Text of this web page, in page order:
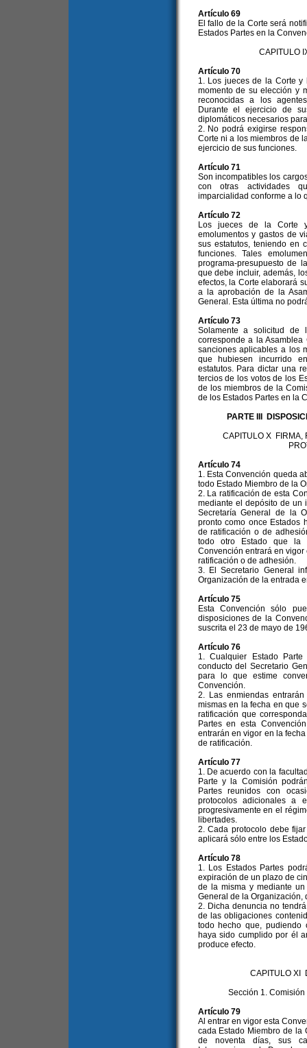
Artículo 69
El fallo de la Corte será
Estados Partes en la
CAPITULO
Artículo 70
1. Los jueces de la Corte
momento de su elección y
reconocidas a los
Durante el ejercicio de
diplomáticos necesarios
2. No podrá exigirse
Corte ni a los miembros de
ejercicio de sus funciones.
Artículo 71
Son incompatibles los
con otras actividades
imparcialidad conforme a lo
Artículo 72
Los jueces de la Corte
emolumentos y gastos de
sus estatutos, teniendo en
funciones. Tales
programa-presupuesto de
que debe incluir, además,
efectos, la Corte elaborará
a la aprobación de la
General. Esta última no
Artículo 73
Solamente a solicitud
corresponde a la
sanciones aplicables a los
que hubiesen incurrido
estatutos. Para dictar una
tercios de los votos de los
de los miembros de la
de los Estados Partes en la
PARTE III
CAPITULO X FIRMA,
Artículo 74
1. Esta Convención queda
todo Estado Miembro de la
2. La ratificación de esta
mediante el depósito de un
Secretaría General de la
pronto como once Estados
de ratificación o de
todo otro Estado que la
Convención entrará en
ratificación o de adhesión.
3. El Secretario General
Organización de la entrada
Artículo 75
Esta Convención sólo
disposiciones de la
suscrita el 23 de mayo de
Artículo 76
1. Cualquier Estado
conducto del Secretario
para lo que estime
Convención.
2. Las enmiendas
mismas en la fecha en que
ratificación que
Partes en esta
entrarán en vigor en la
de ratificación.
Artículo 77
1. De acuerdo con la
Parte y la Comisión
Partes reunidos con
protocolos adicionales a
progresivamente en el
libertades.
2. Cada protocolo debe
aplicará sólo entre los
Artículo 78
1. Los Estados Partes
expiración de un plazo de
de la misma y mediante
General de la Organización,
2. Dicha denuncia no
de las obligaciones
todo hecho que, pudiendo
haya sido cumplido por él
produce efecto.
CAPITULO XI
Sección 1.
Artículo 79
Al entrar en vigor esta
cada Estado Miembro de la
de noventa días, sus